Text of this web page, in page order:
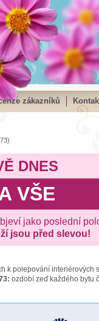
zákazníků
DNES
VŠE
jako poslední
jsou před slevou!
k polepování interiérových
ozdobí zeď každého bytu